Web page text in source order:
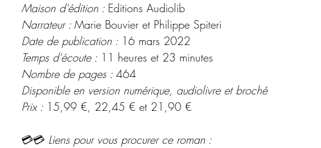
Maison d'édition : Editions Audiolib
Narrateur : Marie Bouvier et Philippe Spiteri
Date de publication : 16 mars 2022
Temps d'écoute : 11 heures et 23 minutes
Nombre de pages : 464
Disponible en version numérique, audiolivre et broché
Prix : 15,99 €, 22,45 € et 21,90 €
💳💳 Liens pour vous procurer ce roman :